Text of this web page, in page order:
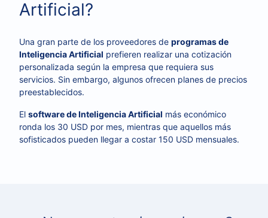
Artificial?
Una gran parte de los proveedores de programas de
Inteligencia Artificial prefieren realizar una cotización
personalizada según la empresa que requiera sus
servicios. Sin embargo, algunos ofrecen planes de precios
preestablecidos.
El software de Inteligencia Artificial más económico
ronda los 30 USD por mes, mientras que aquellos más
sofisticados pueden llegar a costar 150 USD mensuales.